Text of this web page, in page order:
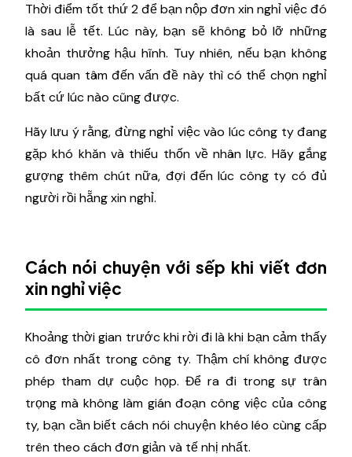
Thời điểm tốt thứ 2 để bạn nộp đơn xin nghỉ việc đó
là sau lễ tết. Lúc này, bạn sẽ không bỏ lỡ những
khoản thưởng hậu hĩnh. Tuy nhiên, nếu bạn không
quá quan tâm đến vấn đề này thì có thể chọn nghỉ
bất cứ lúc nào cũng được.
Hãy lưu ý rằng, đừng nghỉ việc vào lúc công ty đang
gặp khó khăn và thiếu thốn về nhân lực. Hãy gắng
gượng thêm chút nữa, đợi đến lúc công ty có đủ
người rồi hẵng xin nghỉ.
Cách nói chuyện với sếp khi viết đơn
xin nghỉ việc
Khoảng thời gian trước khi rời đi là khi bạn cảm thấy
cô đơn nhất trong công ty. Thậm chí không được
phép tham dự cuộc họp. Để ra đi trong sự trân
trọng mà không làm gián đoạn công việc của công
ty, bạn cần biết cách nói chuyện khéo léo cùng cấp
trên theo cách đơn giản và tế nhị nhất.